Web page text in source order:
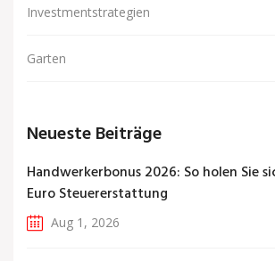
Investmentstrategien
Garten
Neueste Beiträge
Handwerkerbonus 2026: So holen Sie
Euro Steuererstattung
Aug 1, 2026